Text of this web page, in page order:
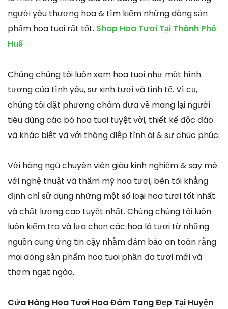
người yêu thương hoa & tìm kiếm những dòng sản
phẩm hoa tuoi rất tốt. Shop Hoa Tươi Tại Thành Phố
Huế
Chúng chúng tôi luôn xem hoa tuoi như một hình
tượng của tình yêu, sự xinh tươi và tinh tế. Vì cụ,
chúng tôi đặt phương châm đưa về mang lại người
tiêu dùng các bó hoa tuoi tuyệt vời, thiết kế độc đáo
và khác biệt và với thông điệp tình ái & sự chúc phúc.
Với hàng ngũ chuyên viên giàu kinh nghiệm & say mê
với nghệ thuật và thẩm mỹ hoa tươi, bên tôi khẳng
định chỉ sử dụng những một số loại hoa tươi tốt nhất
và chất lượng cao tuyệt nhất. Chúng chúng tôi luôn
luôn kiểm tra và lựa chọn các hoa lá tươi từ những
nguồn cung ứng tin cậy nhằm đảm bảo an toàn rằng
mọi dòng sản phẩm hoa tuoi phần đa tươi mới và
thơm ngạt ngào.
Cửa Hàng Hoa Tươi Hoa Đám Tang Đẹp Tại Huyện